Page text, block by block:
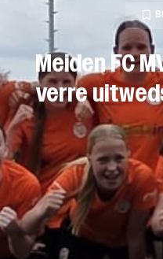
Meiden FC
verre